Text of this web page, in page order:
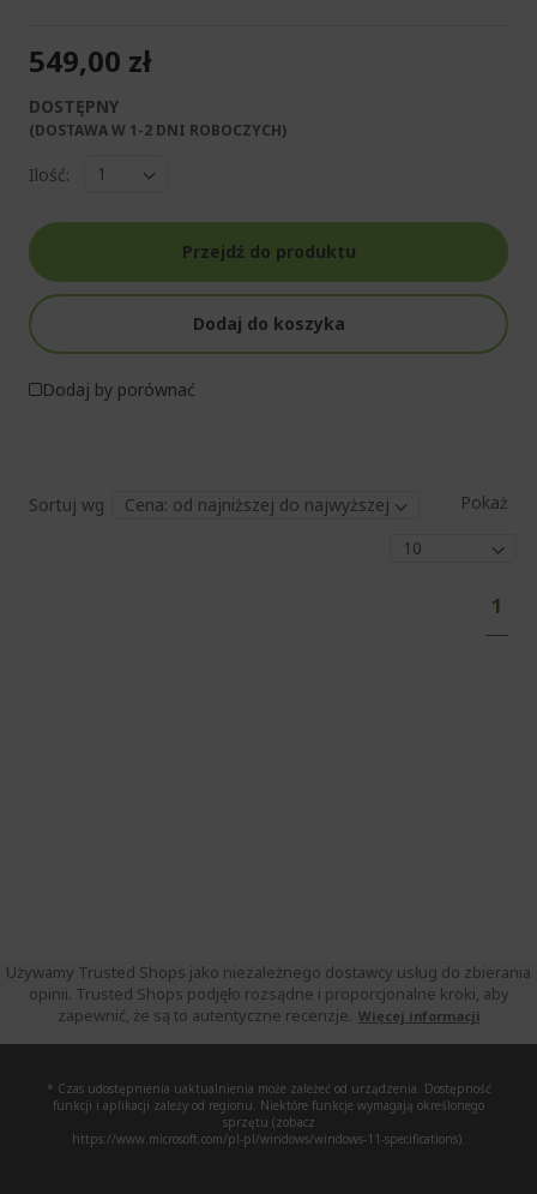
549,00 zł
DOSTĘPNY
(DOSTAWA W 1-2 DNI ROBOCZYCH)​
Ilość:
Przejdź do produktu
Dodaj do koszyka
Dodaj by porównać
Sortuj wg Pokaż
1
Używamy Trusted Shops jako niezależnego dostawcy usług do zbierania
opinii. Trusted Shops podjęło rozsądne i proporcjonalne kroki, aby
zapewnić, że są to autentyczne recenzje. Więcej informacji
* Czas udostępnienia uaktualnienia może zależeć od urządzenia. Dostępność
funkcji i aplikacji zależy od regionu. Niektóre funkcje wymagają określonego
sprzętu (zobacz
https://www.microsoft.com/pl-pl/windows/windows-11-specifications).